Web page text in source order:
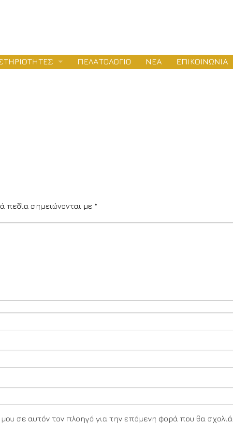
ΠΕΛΑΤΟΛΟΓΙΟ ΝΕΑ ΕΠΙΚΟΙΝΩΝΙΑ
πεδία σημειώνονται με *
σε αυτόν τον πλοηγό για την επόμενη φορά που θα